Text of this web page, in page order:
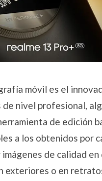
móvil es el
nivel profesional,
de edición
a los obtenidos por
de calidad
exteriores o en